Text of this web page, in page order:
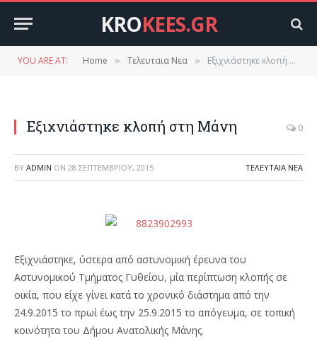
KROKEES.GR
YOU ARE AT: Home » Τελευταια Νεα » Εξιχνιάστηκε κλοπή στη Μάνη
Εξιχνιάστηκε κλοπή στη Μάνη 0
BY ADMIN ON 28 ΣΕΠΤΕΜΒΡΊΟΥ, 2015 ΤΕΛΕΥΤΑΙΑ ΝΕΑ
Εξιχνιάστηκε, ύστερα από αστυνομική έρευνα του
Αστυνομικού Τμήματος Γυθείου, μία περίπτωση κλοπής σε
οικία, που είχε γίνει κατά το χρονικό διάστημα από την
24.9.2015 το πρωί έως την 25.9.2015 το απόγευμα, σε τοπική
κοινότητα του Δήμου Ανατολικής Μάνης.